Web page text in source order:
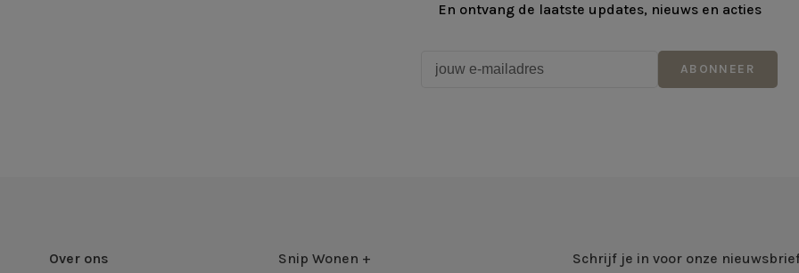
En ontvang de laatste updates, nieuws en acties
ABONNEER
Over ons Snip Wonen + Schrijf je in voor onze